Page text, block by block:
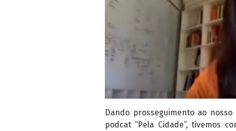
Dando prosseguimento ao
podcat “Pela Cidade”, tivemos